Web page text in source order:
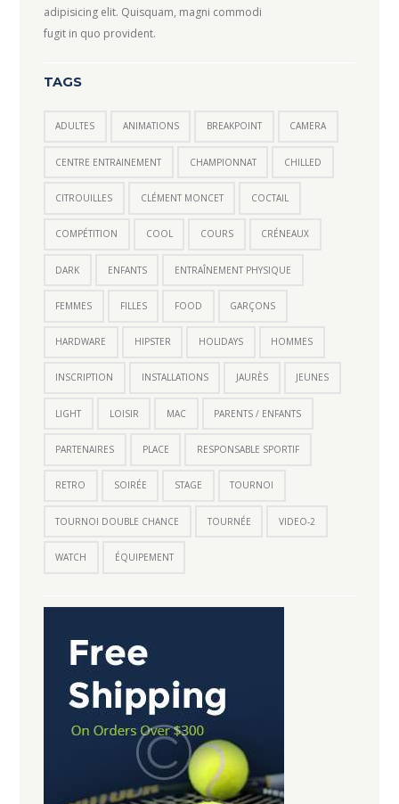
adipisicing elit. Quisquam, magni commodi
fugit in quo provident.
TAGS
ADULTES ANIMATIONS BREAKPOINT CAMERA
CENTRE ENTRAINEMENT CHAMPIONNAT CHILLED
CITROUILLES CLÉMENT MONCET COCTAIL
COMPÉTITION COOL COURS CRÉNEAUX
DARK ENFANTS ENTRAÎNEMENT PHYSIQUE
FEMMES FILLES FOOD GARÇONS
HARDWARE HIPSTER HOLIDAYS HOMMES
INSCRIPTION INSTALLATIONS JAURÈS JEUNES
LIGHT LOISIR MAC PARENTS / ENFANTS
PARTENAIRES PLACE RESPONSABLE SPORTIF
RETRO SOIRÉE STAGE TOURNOI
TOURNOI DOUBLE CHANCE TOURNÉE VIDEO-2
WATCH ÉQUIPEMENT